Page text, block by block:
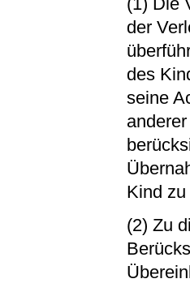
(1) Die
der
des
seine
Kind
(2) Zu